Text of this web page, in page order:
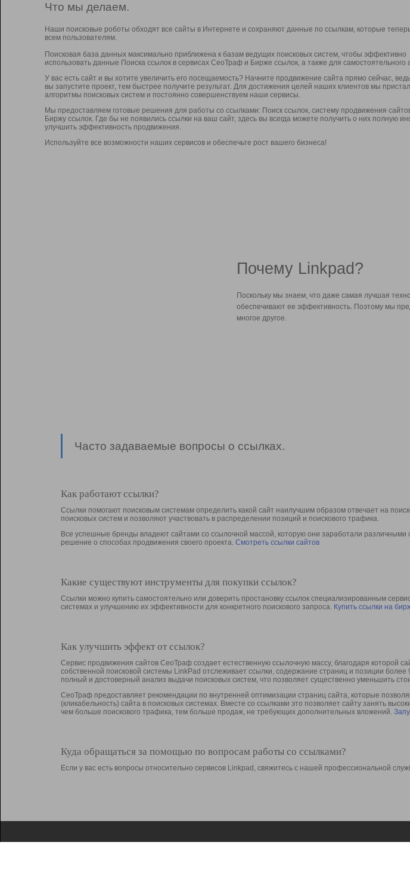
Что мы делаем.
Наши поисковые роботы обходят все сайты в Интернете и сохраняют данные по ссылкам, которые
всем пользователям.
Поисковая база данных максимально приближена к базам ведущих поисковых систем, чтобы эффективно
использовать данные Поиска ссылок в сервисах СеоТраф и Бирже ссылок, а также для самостоятельного
У вас есть сайт и вы хотите увеличить его посещаемость? Начните продвижение сайта прямо сейчас,
вы запустите проект, тем быстрее получите результат. Для достижения целей наших клиентов мы
алгоритмы поисковых систем и постоянно совершенствуем наши сервисы.
Мы предоставляем готовые решения для работы со ссылками: Поиск ссылок, систему продвижения
Биржу ссылок. Где бы не появились ссылки на ваш сайт, здесь вы всегда можете получить о них полную
улучшить эффективность продвижения.
Используйте все возможности наших сервисов и обеспечьте рост вашего бизнеса!
Почему Linkpad?
Поскольку мы знаем, что даже самая лучшая
обеспечивают ее эффективность. Поэтому мы
многое другое.
Часто задаваемые вопросы о ссылках.
Как работают ссылки?
Ссылки помогают поисковым системам определить какой сайт наилучшим образом отвечает на
поисковых систем и позволяют участвовать в раcпределении позиций и поискового трафика.
Все успешные бренды владеют сайтами со ссылочной массой, которую они заработали различными
решение о способах продвижения своего проекта. Смотреть ссылки сайтов
Какие существуют инструменты для покупки ссылок?
Ссылки можно купить самостоятельно или доверить простановку ссылок специализированным
системах и улучшению их эффективности для конкретного поискового запроса. Купить ссылки на
Как улучшить эффект от ссылок?
Сервис продвижения сайтов СеоТраф создает естественную ссылочную массу, благодаря
собственной поисковой системы LinkPad отслеживает ссылки, содержание страниц и позиции
полный и достоверный анализ выдачи поисковых систем, что позволяет существенно уменьшить
СеоТраф предоставляет рекомендации по внутренней оптимизации страниц сайта, которые
(кликабельность) сайта в поисковых системах. Вместе со ссылками это позволяет сайту занять
чем больше поискового трафика, тем больше продаж, не требующих дополнительных вложений.
Куда обращаться за помощью по вопросам работы со ссылками?
Если у вас есть вопросы относительно сервисов Linkpad, свяжитесь с нашей профессиональной